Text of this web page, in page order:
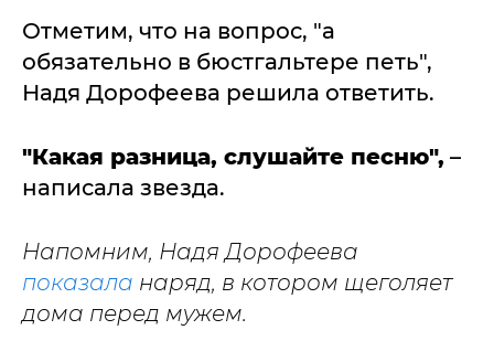
Отметим, что на вопрос, "а
обязательно в бюстгальтере петь",
Надя Дорофеева решила ответить.
"Какая разница, слушайте песню", –
написала звезда.
Напомним, Надя Дорофеева
показала наряд, в котором щеголяет
дома перед мужем.